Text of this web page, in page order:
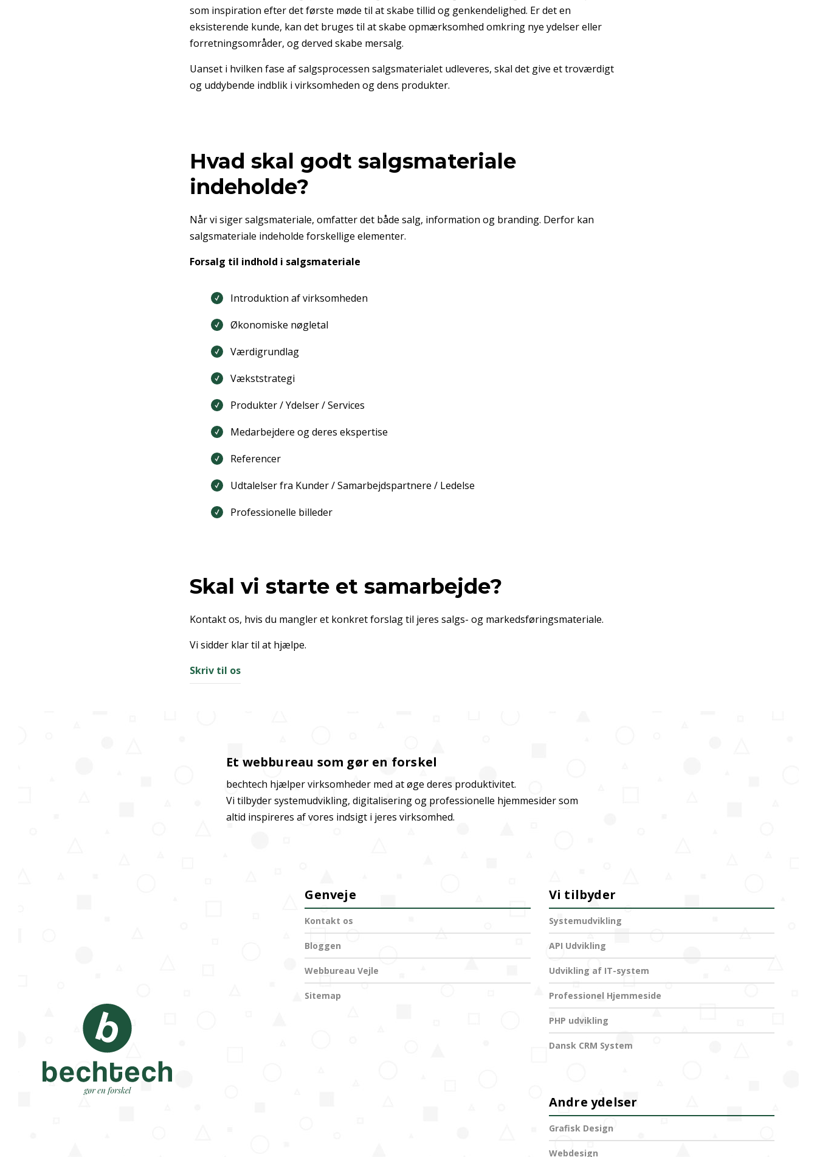
som inspiration efter det første møde til at skabe tillid og genkendelighed. Er det en
eksisterende kunde, kan det bruges til at skabe opmærksomhed omkring nye ydelser eller
forretningsområder, og derved skabe mersalg.
Uanset i hvilken fase af salgsprocessen salgsmaterialet udleveres, skal det give et troværdigt
og uddybende indblik i virksomheden og dens produkter.
Hvad skal godt salgsmateriale
indeholde?
Når vi siger salgsmateriale, omfatter det både salg, information og branding. Derfor kan
salgsmateriale indeholde forskellige elementer.
Forsalg til indhold i salgsmateriale
Introduktion af virksomheden
Økonomiske nøgletal
Værdigrundlag
Vækststrategi
Produkter / Ydelser / Services
Medarbejdere og deres ekspertise
Referencer
Udtalelser fra Kunder / Samarbejdspartnere / Ledelse
Professionelle billeder
Skal vi starte et samarbejde?
Kontakt os, hvis du mangler et konkret forslag til jeres salgs- og markedsføringsmateriale.
Vi sidder klar til at hjælpe.
Skriv til os
Et webbureau som gør en forskel
bechtech hjælper virksomheder med at øge deres produktivitet.
Vi tilbyder systemudvikling, digitalisering og professionelle hjemmesider som
altid inspireres af vores indsigt i jeres virksomhed.
Genveje
Kontakt os
Bloggen
Webbureau Vejle
Sitemap
Vi tilbyder
Systemudvikling
API Udvikling
Udvikling af IT-system
Professionel Hjemmeside
PHP udvikling
Dansk CRM System
Andre ydelser
Grafisk Design
Webdesign